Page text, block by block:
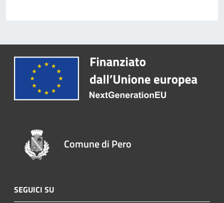
Comune di Pero
SEGUICI SU